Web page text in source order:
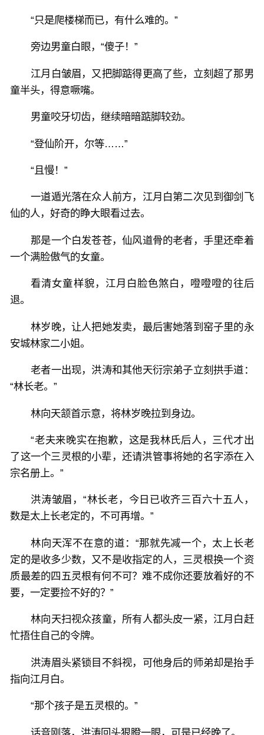
“只是爬楼梯而已，有什么难的。”
旁边男童白眼，“傻子！”
江月白皱眉，又把脚踮得更高了些，立刻超了那男
童半头，得意噘嘴。
男童咬牙切齿，继续暗暗踮脚较劲。
“登仙阶开，尔等……”
“且慢！”
一道遁光落在众人前方，江月白第二次见到御剑飞
仙的人，好奇的睁大眼看过去。
那是一个白发苍苍，仙风道骨的老者，手里还牵着
一个满脸傲气的女童。
看清女童样貌，江月白脸色煞白，噔噔噔的往后
退。
林岁晚，让人把她发卖，最后害她落到窑子里的永
安城林家二小姐。
老者一出现，洪涛和其他天衍宗弟子立刻拱手道：
“林长老。”
林向天颔首示意，将林岁晚拉到身边。
“老夫来晚实在抱歉，这是我林氏后人，三代才出
了这一个三灵根的小辈，还请洪管事将她的名字添在入
宗名册上。”
洪涛皱眉，“林长老，今日已收齐三百六十五人，
数是太上长老定的，不可再增。”
林向天浑不在意的道：“那就先减一个，太上长老
定的是收多少数，又不是收指定的人，三灵根换一个资
质最差的四五灵根有何不可？难不成你还要放着好的不
要，一定要捡不好的？”
林向天扫视众孩童，所有人都头皮一紧，江月白赶
忙捂住自己的令牌。
洪涛眉头紧锁目不斜视，可他身后的师弟却是抬手
指向江月白。
“那个孩子是五灵根的。”
话音刚落，洪涛回头狠瞪一眼，可是已经晚了。